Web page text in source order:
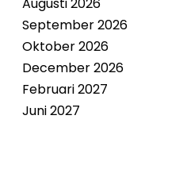
September 2026
Oktober 2026
December 2026
Februari 2027
Juni 2027